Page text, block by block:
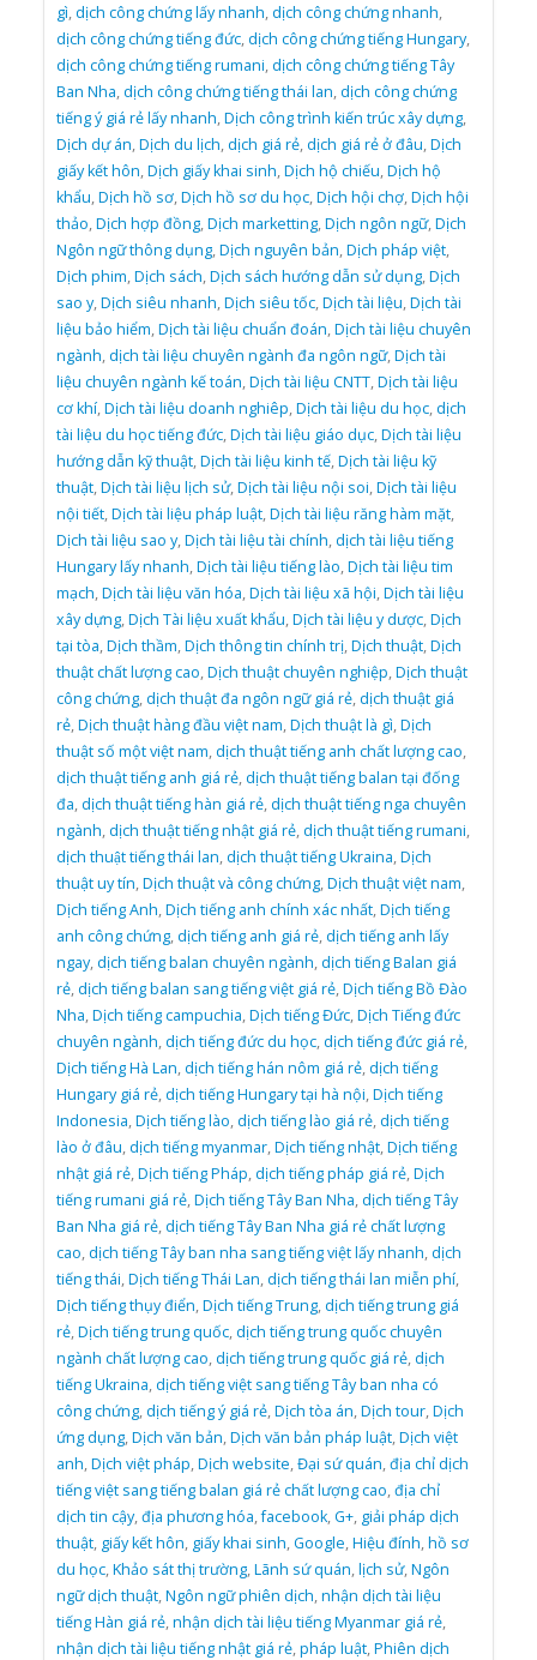
gì,dịch công chứng lấy nhanh,dịch công chứng nhanh,
dịch công chứng tiếng đức,dịch công chứng tiếng Hungary,
dịch công chứng tiếng rumani,dịch công chứng tiếng Tây
Ban Nha,dịch công chứng tiếng thái lan,dịch công chứng
tiếng ý giá rẻ lấy nhanh,Dịch công trình kiến trúc xây dựng,
Dịch dự án,Dịch du lịch,dịch giá rẻ,dịch giá rẻ ở đâu,Dịch
giấy kết hôn,Dịch giấy khai sinh,Dịch hộ chiếu,Dịch hộ
khẩu,Dịch hồ sơ,Dịch hồ sơ du học,Dịch hội chợ,Dịch hội
thảo,Dịch hợp đồng,Dịch marketting,Dịch ngôn ngữ,Dịch
Ngôn ngữ thông dụng,Dịch nguyên bản,Dịch pháp việt,
Dịch phim,Dịch sách,Dịch sách hướng dẫn sử dụng,Dịch
sao y,Dịch siêu nhanh,Dịch siêu tốc,Dịch tài liệu,Dịch tài
liệu bảo hiểm,Dịch tài liệu chuẩn đoán,Dịch tài liệu chuyên
ngành,dịch tài liệu chuyên ngành đa ngôn ngữ,Dịch tài
liệu chuyên ngành kế toán,Dịch tài liệu CNTT,Dịch tài liệu
cơ khí,Dịch tài liệu doanh nghiêp,Dịch tài liệu du học,dịch
tài liệu du học tiếng đức,Dịch tài liệu giáo dục,Dịch tài liệu
hướng dẫn kỹ thuật,Dịch tài liệu kinh tế,Dịch tài liệu kỹ
thuật,Dịch tài liệu lịch sử,Dịch tài liệu nội soi,Dịch tài liệu
nội tiết,Dịch tài liệu pháp luật,Dịch tài liệu răng hàm mặt,
Dịch tài liệu sao y,Dịch tài liệu tài chính,dịch tài liệu tiếng
Hungary lấy nhanh,Dịch tài liệu tiếng lào,Dịch tài liệu tim
mạch,Dịch tài liệu văn hóa,Dịch tài liệu xã hội,Dịch tài liệu
xây dựng,Dịch Tài liệu xuất khẩu,Dịch tài liệu y dược,Dịch
tại tòa,Dịch thầm,Dịch thông tin chính trị,Dịch thuật,Dịch
thuật chất lượng cao,Dịch thuật chuyên nghiệp,Dịch thuật
công chứng,dịch thuật đa ngôn ngữ giá rẻ,dịch thuật giá
rẻ,Dịch thuật hàng đầu việt nam,Dịch thuật là gì,Dịch
thuật số một việt nam,dịch thuật tiếng anh chất lượng cao,
dịch thuật tiếng anh giá rẻ,dịch thuật tiếng balan tại đống
đa,dịch thuật tiếng hàn giá rẻ,dịch thuật tiếng nga chuyên
ngành,dịch thuật tiếng nhật giá rẻ,dịch thuật tiếng rumani,
dịch thuật tiếng thái lan,dịch thuật tiếng Ukraina,Dịch
thuật uy tín,Dịch thuật và công chứng,Dịch thuật việt nam,
Dịch tiếng Anh,Dịch tiếng anh chính xác nhất,Dịch tiếng
anh công chứng,dịch tiếng anh giá rẻ,dịch tiếng anh lấy
ngay,dịch tiếng balan chuyên ngành,dịch tiếng Balan giá
rẻ,dịch tiếng balan sang tiếng việt giá rẻ,Dịch tiếng Bồ Đào
Nha,Dịch tiếng campuchia,Dịch tiếng Đức,Dịch Tiếng đức
chuyên ngành,dịch tiếng đức du học,dịch tiếng đức giá rẻ,
Dịch tiếng Hà Lan,dịch tiếng hán nôm giá rẻ,dịch tiếng
Hungary giá rẻ,dịch tiếng Hungary tại hà nội,Dịch tiếng
Indonesia,Dịch tiếng lào,dịch tiếng lào giá rẻ,dịch tiếng
lào ở đâu,dịch tiếng myanmar,Dịch tiếng nhật,Dịch tiếng
nhật giá rẻ,Dịch tiếng Pháp,dịch tiếng pháp giá rẻ,Dịch
tiếng rumani giá rẻ,Dịch tiếng Tây Ban Nha,dịch tiếng Tây
Ban Nha giá rẻ,dịch tiếng Tây Ban Nha giá rẻ chất lượng
cao,dịch tiếng Tây ban nha sang tiếng việt lấy nhanh,dịch
tiếng thái,Dịch tiếng Thái Lan,dịch tiếng thái lan miễn phí,
Dịch tiếng thụy điển,Dịch tiếng Trung,dịch tiếng trung giá
rẻ,Dịch tiếng trung quốc,dịch tiếng trung quốc chuyên
ngành chất lượng cao,dịch tiếng trung quốc giá rẻ,dịch
tiếng Ukraina,dịch tiếng việt sang tiếng Tây ban nha có
công chứng,dịch tiếng ý giá rẻ,Dịch tòa án,Dịch tour,Dịch
ứng dụng,Dịch văn bản,Dịch văn bản pháp luật,Dịch việt
anh,Dịch việt pháp,Dịch website,Đại sứ quán,địa chỉ dịch
tiếng việt sang tiếng balan giá rẻ chất lượng cao,địa chỉ
dịch tin cậy,địa phương hóa,facebook,G+, giải pháp dịch
thuật, giấy kết hôn, giấy khai sinh,Google,Hiệu đính,hồ sơ
du học,Khảo sát thị trường,Lãnh sứ quán,lịch sử,Ngôn
ngữ dịch thuật,Ngôn ngữ phiên dịch,nhận dịch tài liệu
tiếng Hàn giá rẻ,nhận dịch tài liệu tiếng Myanmar giá rẻ,
nhận dịch tài liệu tiếng nhật giá rẻ,pháp luật,Phiên dịch